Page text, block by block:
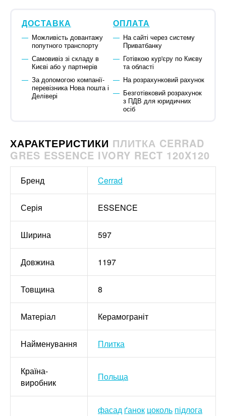
ДОСТАВКА
Можливість довантажу
попутного транспорту
Самовивіз зі складу в
Києві або у партнерів
За допомогою компанії-
перевізника Нова пошта і
Делівері
ОПЛАТА
На сайті через систему
Приватбанку
Готівкою кур'єру по Києву
та області
На розрахунковий рахунок
Безготівковий розрахунок
з ПДВ для юридичних
осіб
ХАРАКТЕРИСТИКИ ПЛИТКА CERRAD
GRES ESSENCE IVORY RECT 120X120
Бренд Cerrad
Серія ESSENCE
Ширина 597
Довжина 1197
Товщина 8
Матеріал Керамограніт
Найменування Плитка
Країна-
виробник
Польща
фасад ґанок цоколь підлога